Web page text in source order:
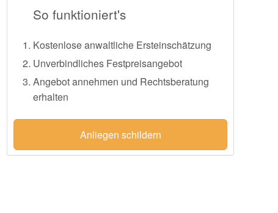
So funktioniert's
Kostenlose anwaltliche Ersteinschätzung
Unverbindliches Festpreisangebot
Angebot annehmen und Rechtsberatung
erhalten
Anliegen schildern